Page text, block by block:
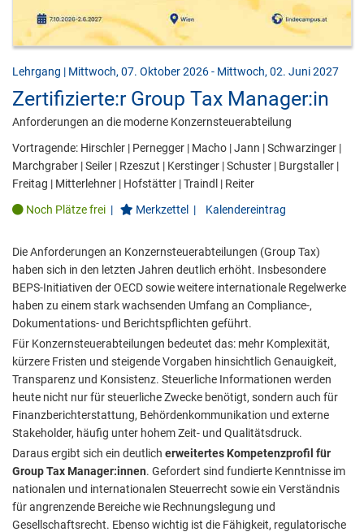
Lehrgang | Mittwoch, 07. Oktober 2026 - Mittwoch, 02. Juni 2027
Zertifizierte:r Group Tax Manager:in
Anforderungen an die moderne Konzernsteuerabteilung
Vortragende: Hirschler | Pernegger | Macho |Jann |Schwarzinger |
Marchgraber |Seiler | Rzeszut | Kerstinger |Schuster | Burgstaller |
Freitag | Mitterlehner | Hofstätter |Traindl | Reiter
Noch Plätze frei | Merkzettel | Kalendereintrag
Die Anforderungen an Konzernsteuerabteilungen (Group Tax)
haben sich in den letzten Jahren deutlich erhöht. Insbesondere
BEPS-Initiativen der OECD sowie weitere internationale Regelwerke
haben zu einem stark wachsenden Umfang an Compliance-,
Dokumentations- und Berichtspflichten geführt.
Für Konzernsteuerabteilungen bedeutet das: mehr Komplexität,
kürzere Fristen und steigende Vorgaben hinsichtlich Genauigkeit,
Transparenz und Konsistenz. Steuerliche Informationen werden
heute nicht nur für steuerliche Zwecke benötigt, sondern auch für
Finanzberichterstattung, Behördenkommunikation und externe
Stakeholder, häufig unter hohem Zeit- und Qualitätsdruck.
Daraus ergibt sich ein deutlich erweitertes Kompetenzprofil für
Group Tax Manager:innen. Gefordert sind fundierte Kenntnisse im
nationalen und internationalen Steuerrecht sowie ein Verständnis
für angrenzende Bereiche wie Rechnungslegung und
Gesellschaftsrecht. Ebenso wichtig ist die Fähigkeit, regulatorische